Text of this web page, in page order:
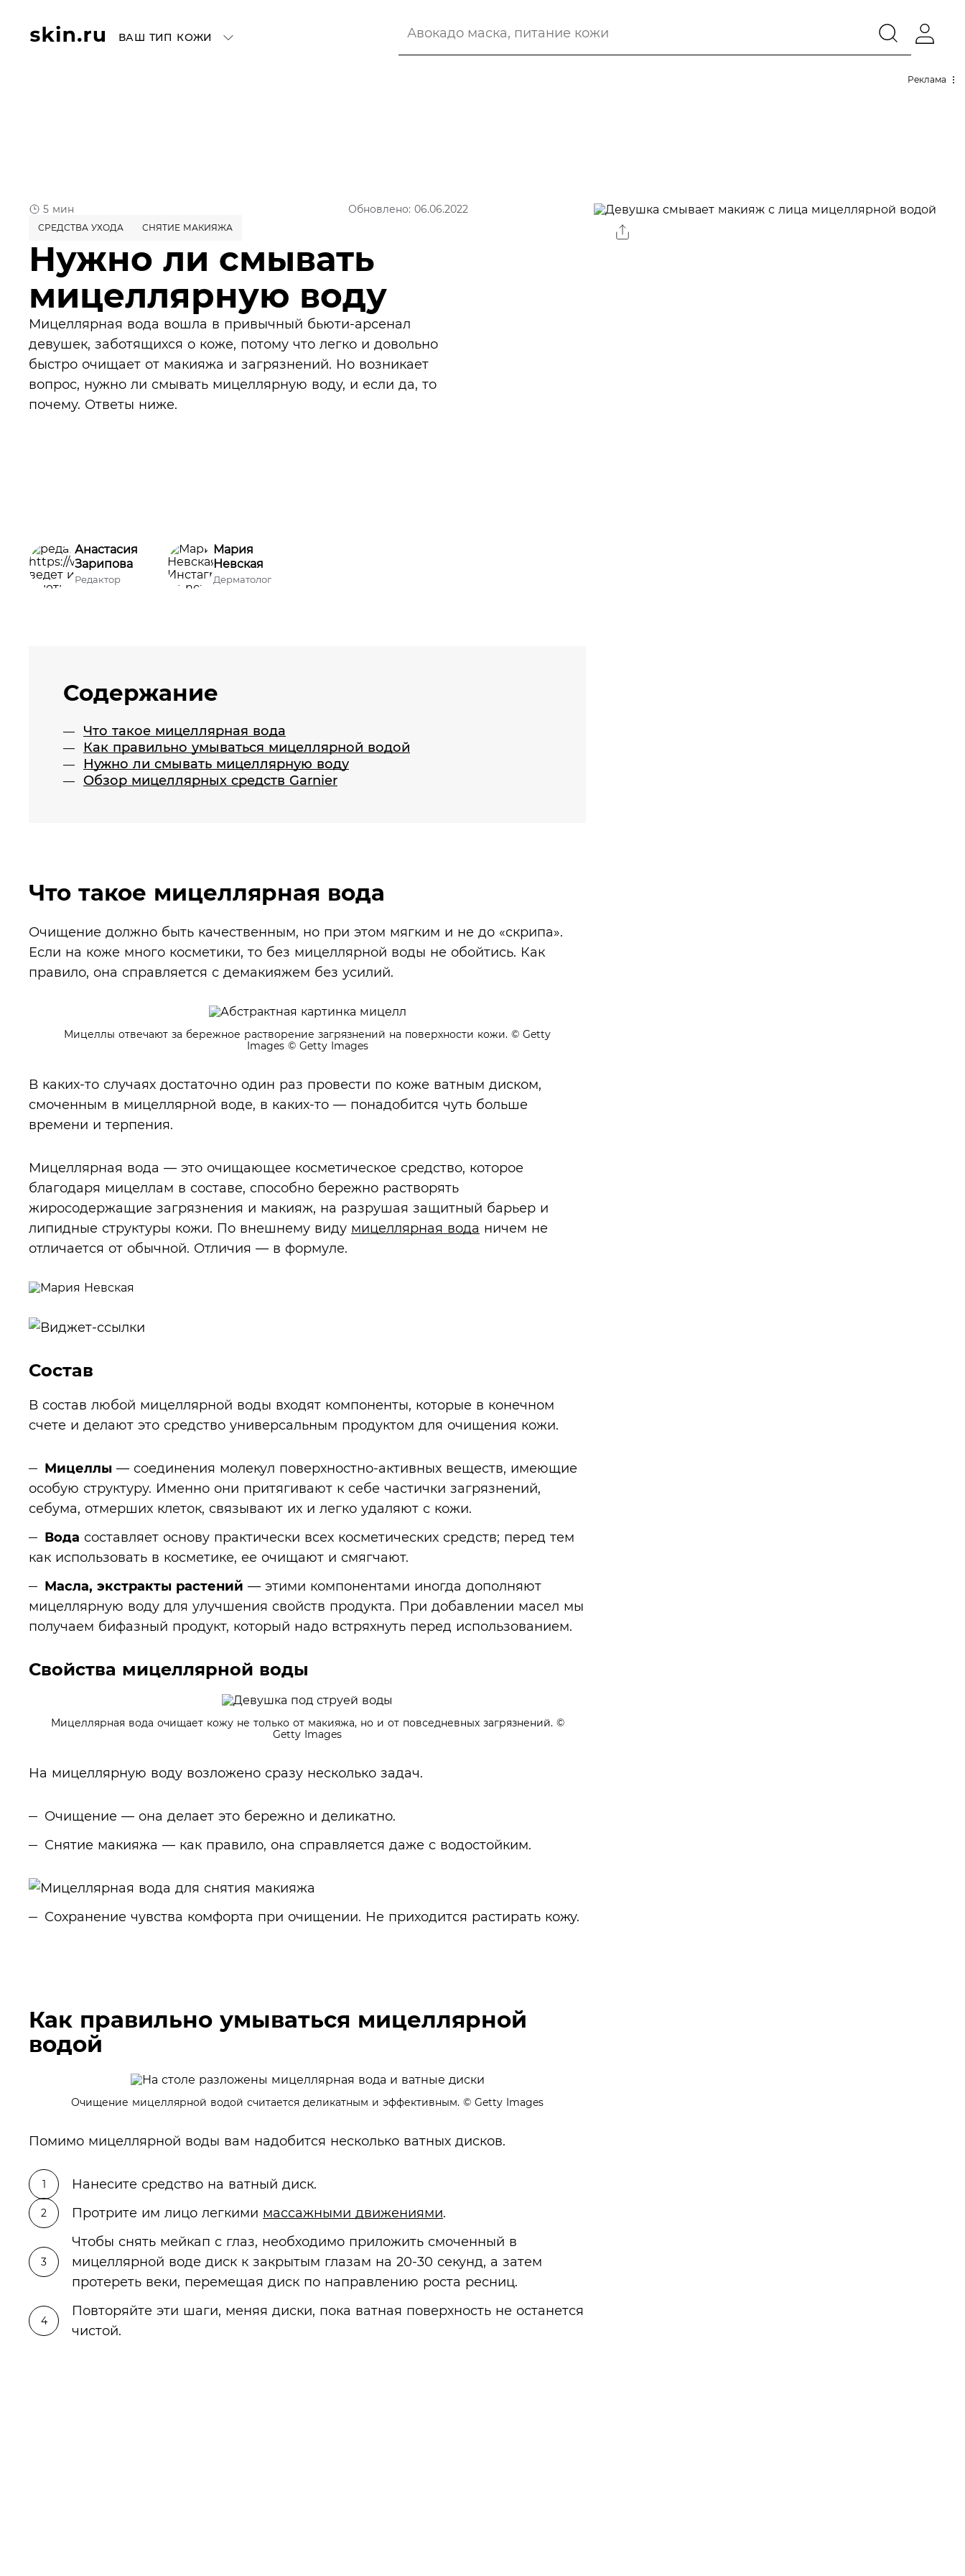
ВАШ ТИП КОЖИ
Реклама
5 мин Обновлено: 06.06.2022
СРЕДСТВА УХОДА СНЯТИЕ МАКИЯЖА
Нужно ли смывать
мицеллярную воду
Мицеллярная вода вошла в привычный бьюти-арсенал
девушек, заботящихся о коже, потому что легко и довольно
быстро очищает от макияжа и загрязнений. Но возникает
вопрос, нужно ли смывать мицеллярную воду, и если да, то
почему. Ответы ниже.
Анастасия
Зарипова
Редактор
Мария
Невская
Дерматолог
Содержание
Что такое мицеллярная вода
Как правильно умываться мицеллярной водой
Нужно ли смывать мицеллярную воду
Обзор мицеллярных средств Garnier
Что такое мицеллярная вода
Очищение должно быть качественным, но при этом мягким и не до «скрипа».
Если на коже много косметики, то без мицеллярной воды не обойтись. Как
правило, она справляется с демакияжем без усилий.
Мицеллы отвечают за бережное растворение загрязнений на поверхности кожи. © Getty
Images© Getty Images
В каких-то случаях достаточно один раз провести по коже ватным диском,
смоченным в мицеллярной воде, в каких-то — понадобится чуть больше
времени и терпения.
Мицеллярная вода — это очищающее косметическое средство, которое
благодаря мицеллам в составе, способно бережно растворять
жиросодержащие загрязнения и макияж, на разрушая защитный барьер и
липидные структуры кожи. По внешнему виду мицеллярная вода ничем не
отличается от обычной. Отличия — в формуле.
Состав
В состав любой мицеллярной воды входят компоненты, которые в конечном
счете и делают это средство универсальным продуктом для очищения кожи.
Мицеллы — соединения молекул поверхностно-активных веществ, имеющие
особую структуру. Именно они притягивают к себе частички загрязнений,
себума, отмерших клеток, связывают их и легко удаляют с кожи.
Вода составляет основу практически всех косметических средств; перед тем
как использовать в косметике, ее очищают и смягчают.
Масла, экстракты растений — этими компонентами иногда дополняют
мицеллярную воду для улучшения свойств продукта. При добавлении масел мы
получаем бифазный продукт, который надо встряхнуть перед использованием.
Свойства мицеллярной воды
Мицеллярная вода очищает кожу не только от макияжа, но и от повседневных загрязнений. ©
Getty Images
На мицеллярную воду возложено сразу несколько задач.
Очищение — она делает это бережно и деликатно.
Снятие макияжа — как правило, она справляется даже с водостойким.
Сохранение чувства комфорта при очищении. Не приходится растирать кожу.
Как правильно умываться мицеллярной
водой
Очищение мицеллярной водой считается деликатным и эффективным. © Getty Images
Помимо мицеллярной воды вам надобится несколько ватных дисков.
Нанесите средство на ватный диск.
Протрите им лицо легкими массажными движениями.
Чтобы снять мейкап с глаз, необходимо приложить смоченный в
мицеллярной воде диск к закрытым глазам на 20-30 секунд, а затем
протереть веки, перемещая диск по направлению роста ресниц.
Повторяйте эти шаги, меняя диски, пока ватная поверхность не останется
чистой.